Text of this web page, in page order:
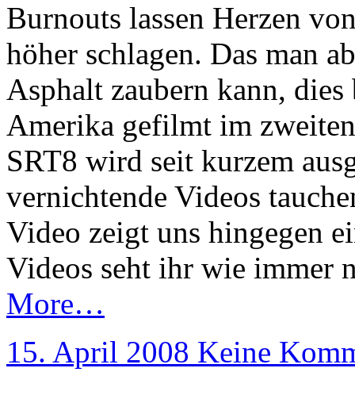
Burnouts lassen Herzen
höher schlagen. Das man
Asphalt zaubern kann,
Amerika gefilmt im
SRT8 wird seit kurzem
vernichtende Videos
Video zeigt uns hingegen
Videos seht ihr wie immer
More…
15. April 2008 Keine